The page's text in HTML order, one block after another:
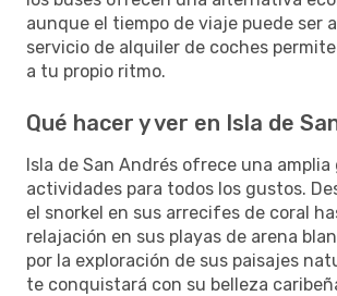
aunque el tiempo de viaje puede ser
servicio de alquiler de coches
a tu propio ritmo.
Qué hacer y ver en Isla de
Isla de San Andrés ofrece una amplia
actividades para todos los gustos.
el snorkel en sus arrecifes de coral
relajación en sus playas de arena
por la exploración de sus paisajes
te conquistará con su belleza